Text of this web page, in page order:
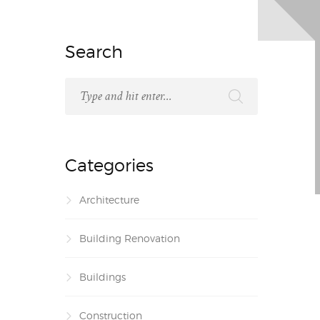
Search
Categories
Architecture
Building Renovation
Buildings
Construction